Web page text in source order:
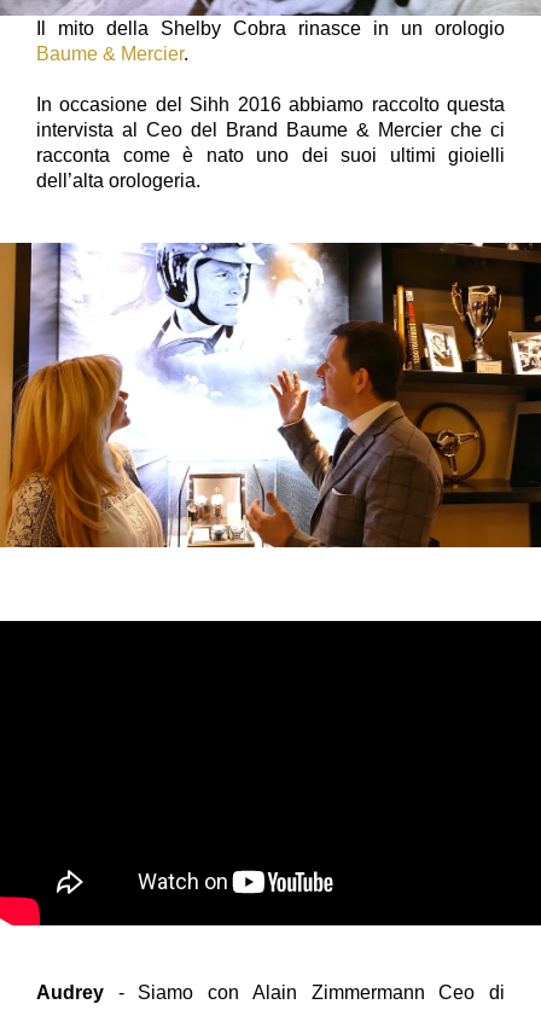
Il mito della Shelby Cobra rinasce in un orologio
Baume & Mercier.
In occasione del Sihh 2016 abbiamo raccolto questa
intervista al Ceo del Brand Baume & Mercier che ci
racconta come è nato uno dei suoi ultimi gioielli
dell’alta orologeria.
Audrey - Siamo con Alain Zimmermann Ceo di